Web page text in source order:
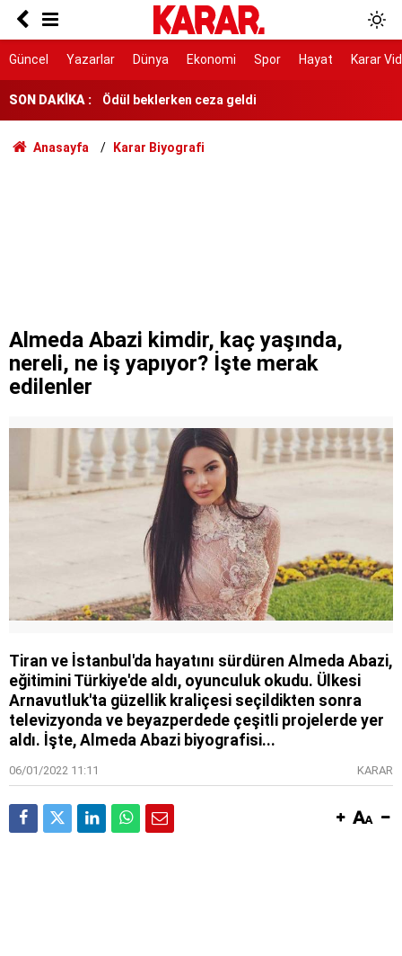
Güncel Yazarlar Dünya Ekonomi Spor Hayat Karar
SON DAKİKA :
Hakan Aran Şişecam’a, Cahit Çınar İş Bankası
Genel Müdürlüğü’ne
Ödül beklerken ceza geldi
Rusya açıklarındaki Türk gemisine İHA saldırısı
O bizim yoldaşımız
cevap
Anasayfa Karar Biyografi
Almeda Abazi kimdir, kaç yaşında,
nereli, ne iş yapıyor? İşte merak
edilenler
Tiran ve İstanbul'da hayatını sürdüren Almeda Abazi,
eğitimini Türkiye'de aldı, oyunculuk okudu. Ülkesi
Arnavutluk'ta güzellik kraliçesi seçildikten sonra
televizyonda ve beyazperdede çeşitli projelerde yer
aldı. İşte, Almeda Abazi biyografisi...
06/01/2022 11:11 KARAR